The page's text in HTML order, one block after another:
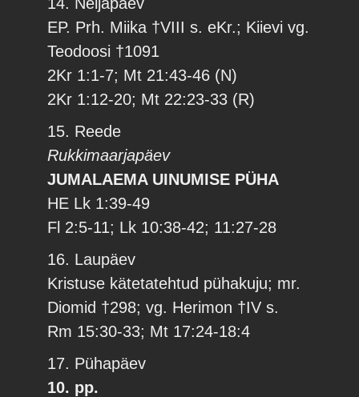
EP. Prh. Miika †VIII s. eKr.; Kiievi vg.
Teodoosi †1091
2Kr 1:1-7; Mt 21:43-46 (N)
2Kr 1:12-20; Mt 22:23-33 (R)
15. Reede
Rukkimaarjapäev
JUMALAEMA UINUMISE PÜHA
HE Lk 1:39-49
Fl 2:5-11; Lk 10:38-42; 11:27-28
16. Laupäev
Kristuse kätetatehtud pühakuju; mr.
Diomid †298; vg. Herimon †IV s.
Rm 15:30-33; Mt 17:24-18:4
17. Pühapäev
10. pp.